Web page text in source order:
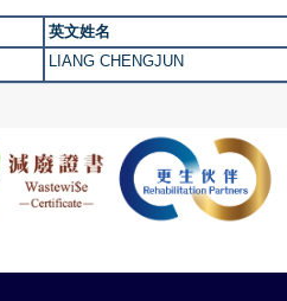
英文姓名
LIANG CHENGJUN